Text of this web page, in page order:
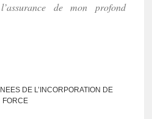
de mon profond
DE L’INCORPORATION DE
FORCE